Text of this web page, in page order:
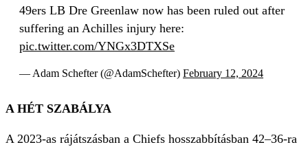
49ers LB Dre Greenlaw now has been ruled out after
suffering an Achilles injury here:
pic.twitter.com/YNGx3DTXSe
— Adam Schefter (@AdamSchefter) February 12, 2024
A HÉT SZABÁLYA
A 2023-as rájátszásban a Chiefs hosszabbításban 42–36-ra